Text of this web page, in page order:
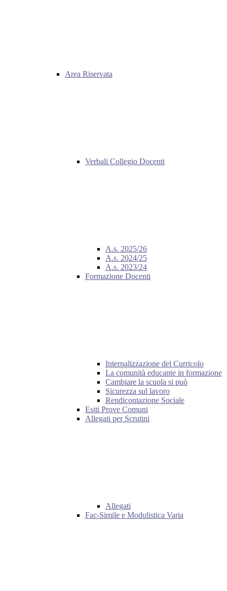
Area Riservata
Verbali Collegio Docenti
A.s. 2025/26
A.s. 2024/25
A.s. 2023/24
Formazione Docenti
Internalizzazione del Curricolo
La comunità educante in formazione
Cambiare la scuola si può
Sicurezza sul lavoro
Rendicontazione Sociale
Esiti Prove Comuni
Allegati per Scrutini
Allegati
Fac-Simile e Modulistica Varia